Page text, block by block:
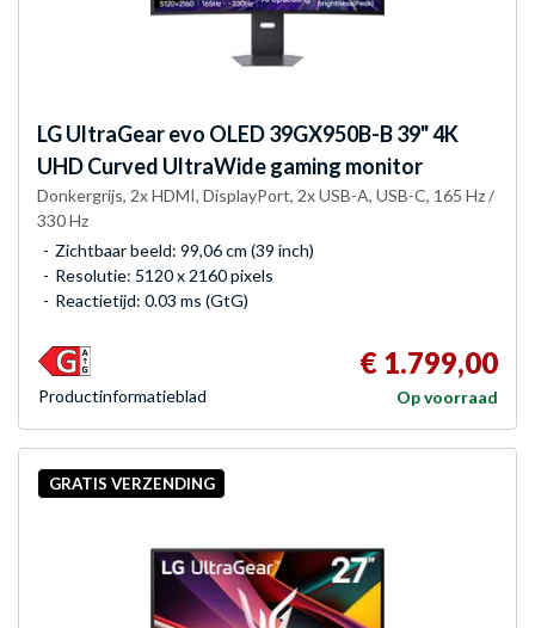
LGUltraGear evo OLED 39GX950B-B 39" 4K
UHD Curved UltraWide gaming monitor
Donkergrijs, 2x HDMI, DisplayPort, 2x USB-A, USB-C, 165 Hz /
330 Hz
Zichtbaar beeld: 99,06 cm (39 inch)
Resolutie: 5120 x 2160 pixels
Reactietijd: 0.03 ms (GtG)
€ 1.799,00
Op voorraad
Product­informatieblad
GRATIS VERZENDING